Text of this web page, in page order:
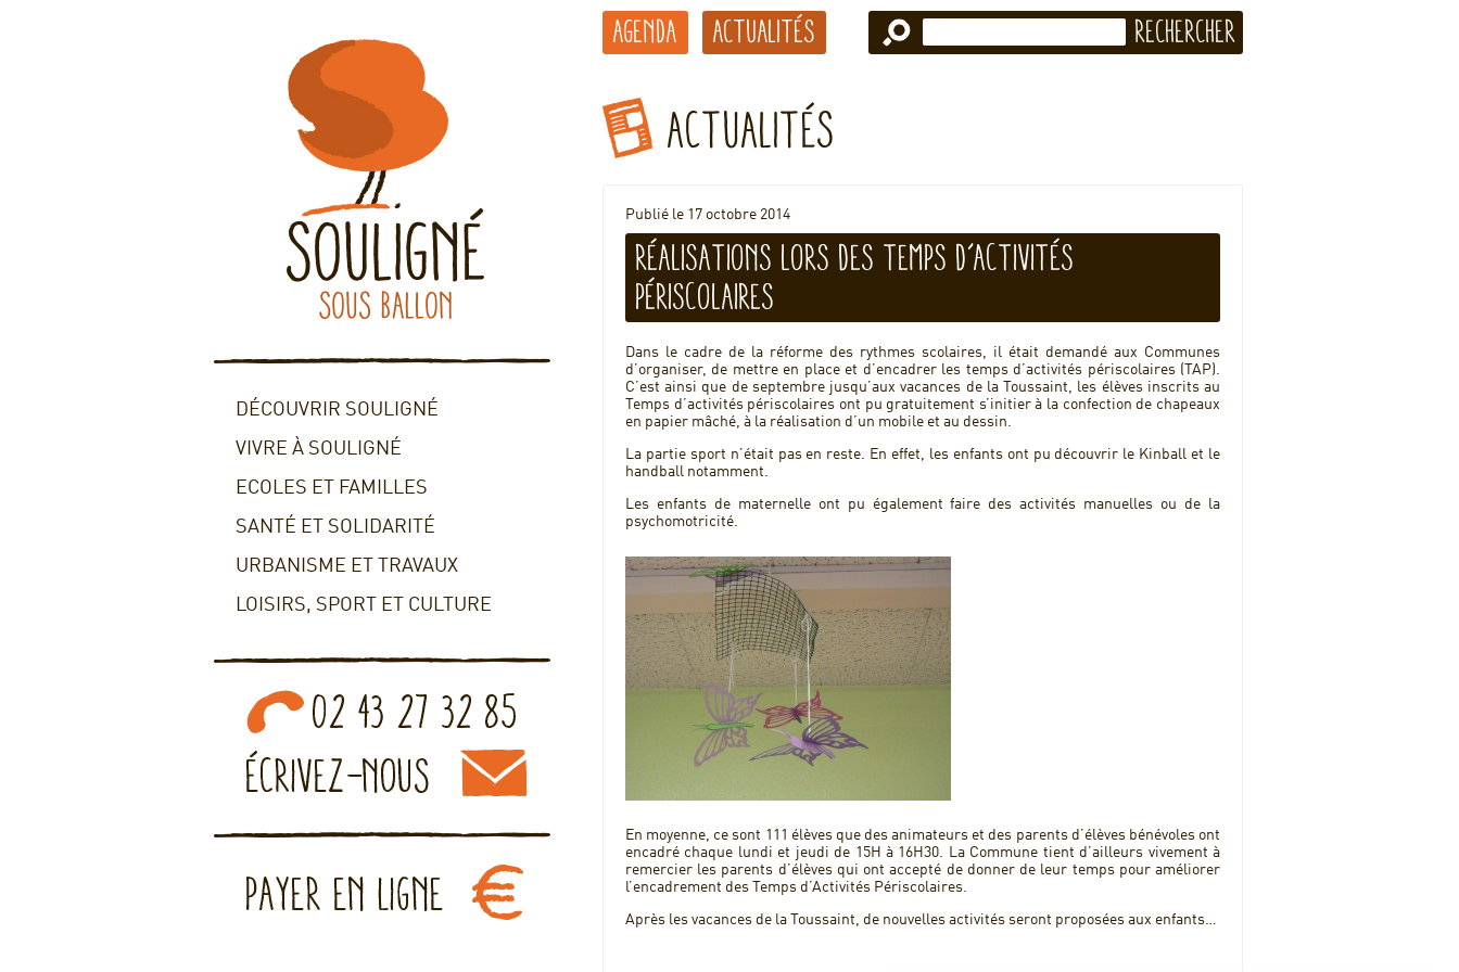
DÉCOUVRIR SOULIGNÉ
VIVRE À SOULIGNÉ
ECOLES ET FAMILLES
SANTÉ ET SOLIDARITÉ
URBANISME ET TRAVAUX
LOISIRS, SPORT ET CULTURE
Agenda Actualités
Actualités
Publié le 17 octobre 2014
Réalisations lors des Temps d’Activités
Périscolaires
Dans le cadre de la réforme des rythmes scolaires, il était demandé aux Communes
d’organiser, de mettre en place et d’encadrer les temps d’activités périscolaires (TAP).
C’est ainsi que de septembre jusqu’aux vacances de la Toussaint, les élèves inscrits au
Temps d’activités périscolaires ont pu gratuitement s’initier à la confection de chapeaux
en papier mâché, à la réalisation d’un mobile et au dessin.
La partie sport n’était pas en reste. En effet, les enfants ont pu découvrir le Kinball et le
handball notamment.
Les enfants de maternelle ont pu également faire des activités manuelles ou de la
psychomotricité.
En moyenne, ce sont 111 élèves que des animateurs et des parents d’élèves bénévoles ont
encadré chaque lundi et jeudi de 15H à 16H30. La Commune tient d’ailleurs vivement à
remercier les parents d’élèves qui ont accepté de donner de leur temps pour améliorer
l’encadrement des Temps d’Activités Périscolaires.
Après les vacances de la Toussaint, de nouvelles activités seront proposées aux enfants…